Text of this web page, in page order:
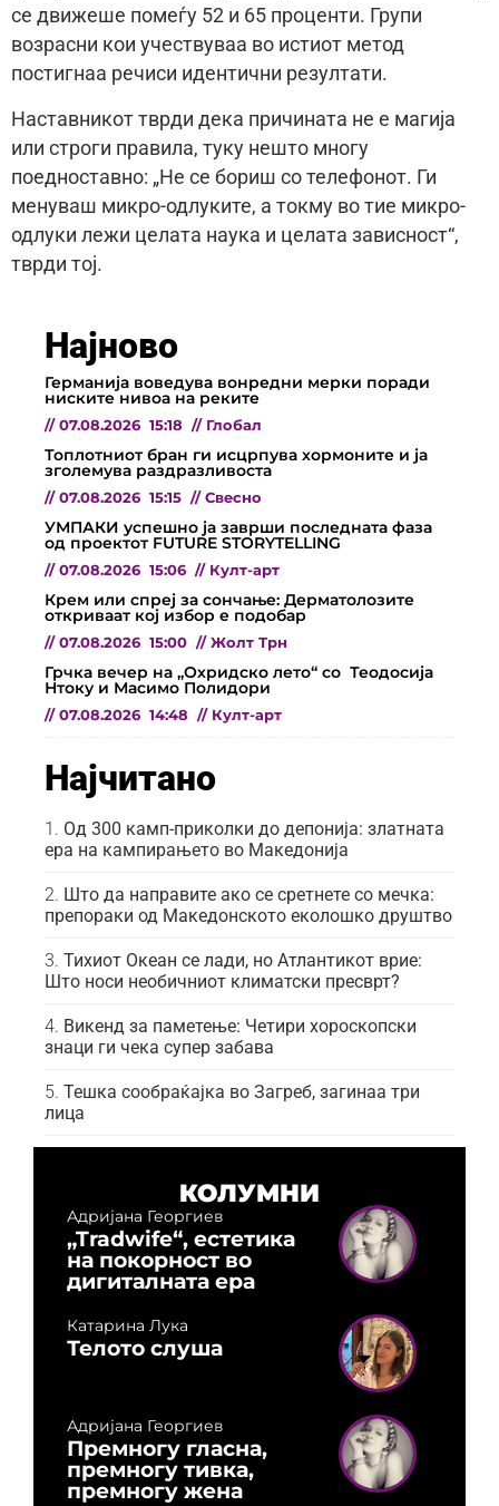
се движеше помеѓу 52 и 65 проценти. Групи
возрасни кои учествуваа во истиот метод
постигнаа речиси идентични резултати.
Наставникот тврди дека причината не е магија
или строги правила, туку нешто многу
поедноставно: „Не се бориш со телефонот. Ги
менуваш микро-одлуките, а токму во тие микро-
одлуки лежи целата наука и целата зависност“,
тврди тој.
Најново
Германија воведува вонредни мерки поради
ниските нивоа на реките
// 07.08.2026 15:18 // Глобал
Топлотниот бран ги исцрпува хормоните и ја
зголемува раздразливоста
// 07.08.2026 15:15 // Свесно
УМПАКИ успешно ја заврши последната фаза
од проектот FUTURE STORYTELLING
// 07.08.2026 15:06 // Култ-арт
Крем или спреј за сончање: Дерматолозите
откриваат кој избор е подобар
// 07.08.2026 15:00 // Жолт Трн
Грчка вечер на „Охридско лето“ со Теодосија
Нтоку и Масимо Полидори
// 07.08.2026 14:48 // Култ-арт
Најчитано
Од 300 камп-приколки до депонија: златната
ера на кампирањето во Македонија
Што да направите ако се сретнете со мечка:
препораки од Македонското еколошко друштво
Тихиот Океан се лади, но Атлантикот врие:
Што носи необичниот климатски пресврт?
Викенд за паметење: Четири хороскопски
знаци ги чека супер забава
Тешка сообраќајка во Загреб, загинаа три
лица
КОЛУМНИ
Адријана Георгиев
„Tradwife“, естетика
на покорност во
дигиталната ера
Катарина Лука
Телото слуша
Адријана Георгиев
Премногу гласна,
премногу тивка,
премногу жена